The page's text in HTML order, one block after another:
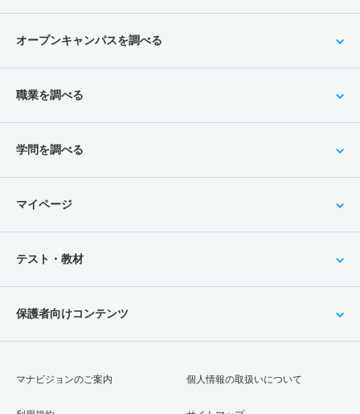
オープンキャンパスを調べる
職業を調べる
学問を調べる
マイページ
テスト・教材
保護者向けコンテンツ
マナビジョンのご案内 個人情報の取扱いについて